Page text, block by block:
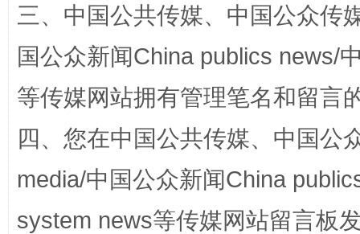
阿坝州三大球赛在茂县开幕 规模
三、中国公共传媒、中国公众传
国公众新闻China publics news/
等传媒网站拥有管理笔名和留言
四、您在中国公共传媒、中国公
media/中国公众新闻China
system news等传媒网站留言板